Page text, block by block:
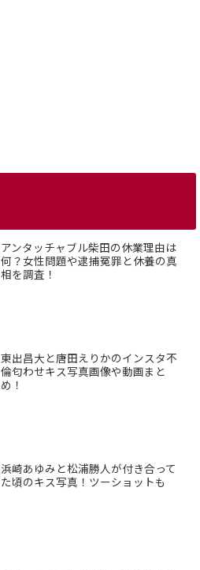
アンタッチャブル柴田の休業理由は
何？女性問題や逮捕冤罪と休養の真
相を調査！
東出昌大と唐田えりかのインスタ不
倫匂わせキス写真画像や動画まと
め！
浜崎あゆみと松浦勝人が付き合って
た頃のキス写真！ツーショットも